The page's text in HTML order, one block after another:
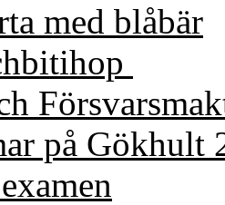
med blåbär
på Gökhult